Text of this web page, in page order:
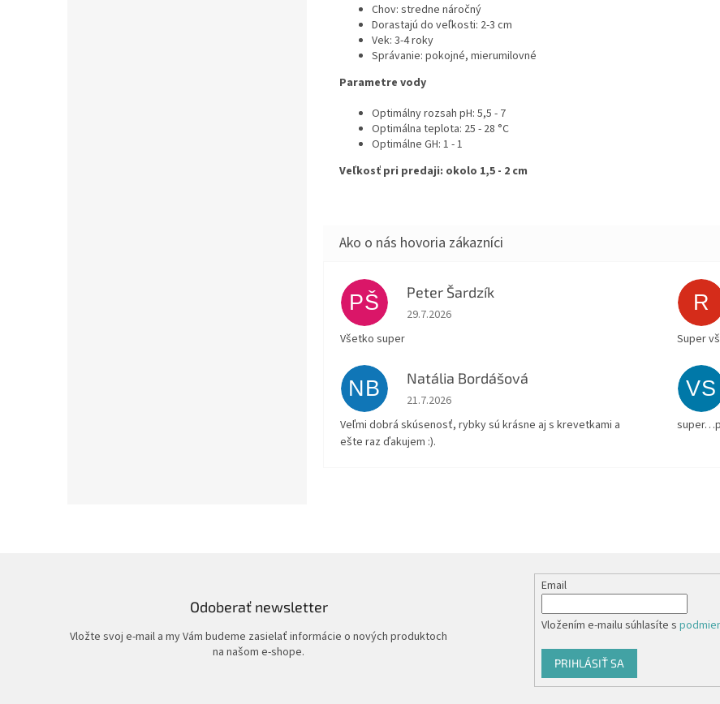
Chov: stredne náročný
Dorastajú do veľkosti: 2-3 cm
Vek: 3-4 roky
Správanie: pokojné, mierumilovné
Parametre vody
Optimálny rozsah pH: 5,5 - 7
Optimálna teplota: 25 - 28 °C
Optimálne GH: 1 - 1
Veľkosť pri predaji: okolo 1,5 - 2 cm
PŠ Peter Šardzík
Hodnotenie obchodu je 5 z 5 hviezdičiek.
29.7.2026
Všetko super
R
Super
NB Natália Bordášová
Hodnotenie obchodu je 5 z 5 hviezdičiek.
21.7.2026
Veľmi dobrá skúsenosť, rybky sú krásne aj s krevetkami a
ešte raz ďakujem :).
VS
Odoberať newsletter
Vložte svoj e-mail a my Vám budeme zasielať informácie o nových produktoch
na našom e-shope.
Email
Vložením e-mailu súhlasíte s
PRIHLÁSIŤ SA